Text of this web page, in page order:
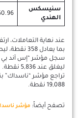
سنيسكس
الهندي
بما يعادل 358 نقطة، ليصل إلى 42,297 نقطة.
ليغلق عند 5,836 نقطة.
19,088 نقطة.
تصفح أيضاً: مؤشر ناسداك